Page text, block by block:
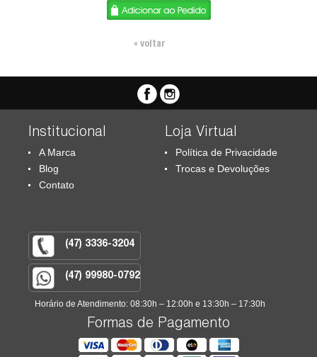
« voltar
Institucional
A Marca
Blog
Contato
(47) 3336-3204
(47) 99980-0792
Loja Virtual
Política de Privacidade
Trocas e Devoluções
Horário de Atendimento: 08:30h – 12:00h e 13:30h – 17:30h
Formas de Pagamento